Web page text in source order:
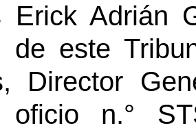
Erick Adrián
de este
Director
oficio n.°